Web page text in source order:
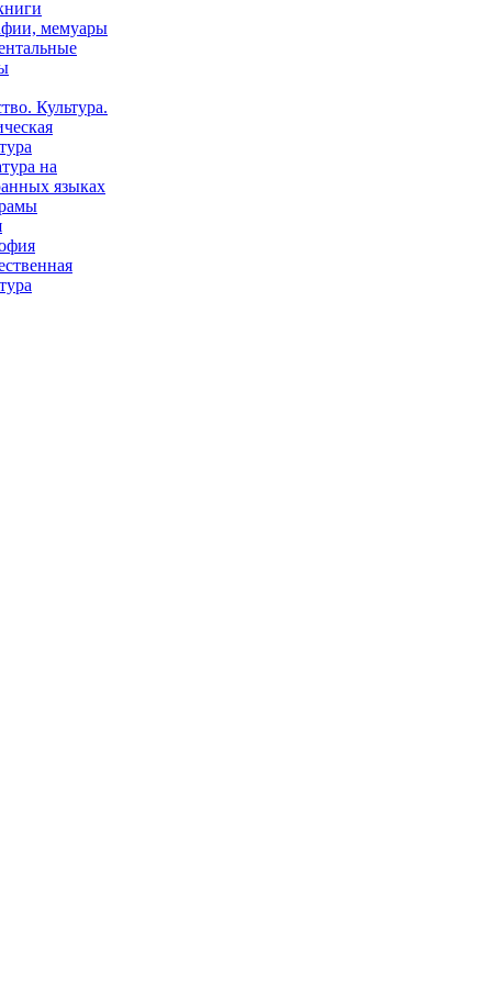
мемуары
Культура.
на
языках